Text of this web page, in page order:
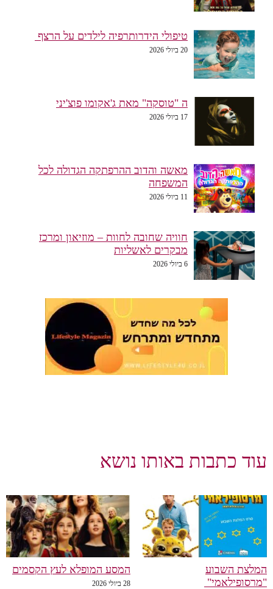
טיפולי הידרותרפיה לילדים על הרצף
20 ביולי 2026
ה "טוסקה" מאת ג'אקומו פוצ'יני
17 ביולי 2026
מאשה והדוב ההרפתקה הגדולה לכל
המשפחה
11 ביולי 2026
חוויה שחובה לחוות – מוזיאון ומרכז
מבקרים לאשליות
6 ביולי 2026
עוד כתבות באותו נושא
המלצת השבוע
"מרסופילאמי"
המסע המופלא לעץ הקסמים
28 ביולי 2026